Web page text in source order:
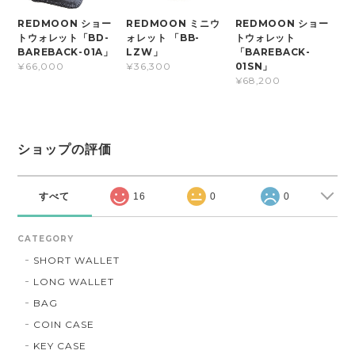
REDMOON ショー
トウォレット「BD-
BAREBACK-01A」
¥66,000
REDMOON ミニウ
ォレット 「BB-
LZW」
¥36,300
REDMOON ショー
トウォレット
「BAREBACK-
01SN」
¥68,200
ショップの評価
すべて 16 0 0
CATEGORY
SHORT WALLET
LONG WALLET
BAG
COIN CASE
KEY CASE